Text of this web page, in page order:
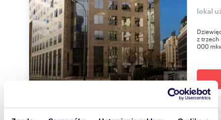
lokal
z trzech
000